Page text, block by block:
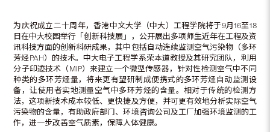
为庆祝成立二十周年，香港中文大学（中大）工程学院将于9月16至18
日在中大校园举行「创新科技展」，公开展出多项师生近年在工程及资
讯科技方面的创新科研成果，其中包括自动连续监测空气污染物（多环
芳烃PAH）的技术。中大电子工程学系荣本道教授及其研究团队，利用
分子印迹技术（MIP）来建立一个微型传感器，针对性检测空气中不同
种类的多环芳烃量，将来更有望研制成便携式的多环芳烃自动监测设
备，让使用者实地测量空气中多环芳烃的含量。相对于传统的检测方
法，这项新技术成本较低、更快捷及方便，并可更有效地分析实际空气
污染物的含量，有助政府部门、环境咨询公司及工厂加强环境监测的工
作，进一步改善空气质素，保障人体健康。